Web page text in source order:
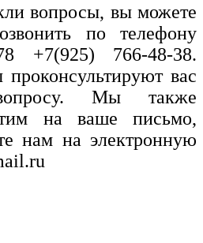
вопросы, вы можете
по телефону
+7(925) 766-48-38.
вас
Мы также
на ваше письмо,
нам на электронную